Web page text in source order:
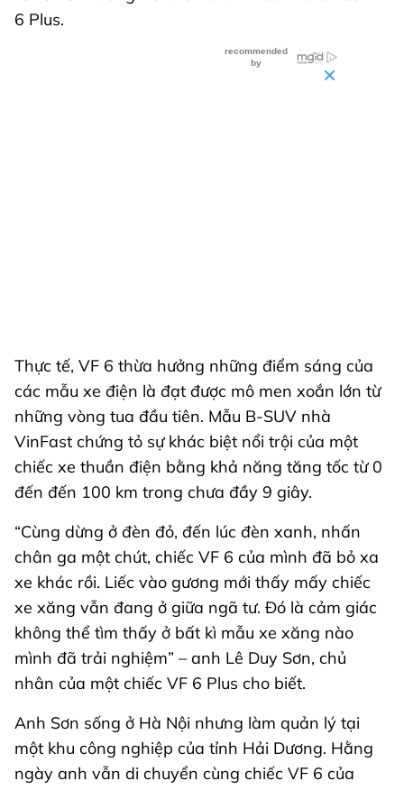
6 Plus.
Thực tế, VF 6 thừa hưởng những điểm sáng của
các mẫu xe điện là đạt được mô men xoắn lớn từ
những vòng tua đầu tiên. Mẫu B-SUV nhà
VinFast chứng tỏ sự khác biệt nổi trội của một
chiếc xe thuần điện bằng khả năng tăng tốc từ 0
đến đến 100 km trong chưa đầy 9 giây.
“Cùng dừng ở đèn đỏ, đến lúc đèn xanh, nhấn
chân ga một chút, chiếc VF 6 của mình đã bỏ xa
xe khác rồi. Liếc vào gương mới thấy mấy chiếc
xe xăng vẫn đang ở giữa ngã tư. Đó là cảm giác
không thể tìm thấy ở bất kì mẫu xe xăng nào
mình đã trải nghiệm” – anh Lê Duy Sơn, chủ
nhân của một chiếc VF 6 Plus cho biết.
Anh Sơn sống ở Hà Nội nhưng làm quản lý tại
một khu công nghiệp của tỉnh Hải Dương. Hằng
ngày anh vẫn di chuyển cùng chiếc VF 6 của